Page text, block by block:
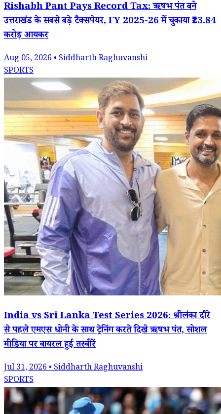
Rishabh Pant Pays Record Tax: ऋषभ पंत बने
उत्तराखंड के सबसे बड़े टैक्सपेयर, FY 2025-26 में चुकाया ₹23.84
करोड़ आयकर
Aug 05, 2026 • Siddharth Raghuvanshi
SPORTS
India vs Sri Lanka Test Series 2026: श्रीलंका दौरे
से पहले एमएस धोनी के साथ ट्रेनिंग करते दिखे ऋषभ पंत, सोशल
मीडिया पर वायरल हुई तस्वीरें
Jul 31, 2026 • Siddharth Raghuvanshi
SPORTS